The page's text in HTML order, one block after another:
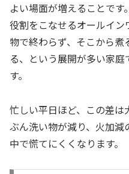
よい場面が増えることで
役割をこなせるオールイン
物で終わらず、そこから
る、という展開が多い家
す。
忙しい平日ほど、この差は
ぶん洗い物が減り、火加
中で慌てにくくなります。